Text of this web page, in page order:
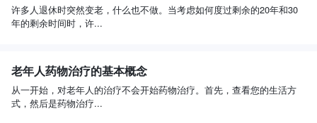
许多人退休时突然变老，什么也不做。当考虑如何度过剩余的20年和30
年的剩余时间时，许...
老年人药物治疗的基本概念
从一开始，对老年人的治疗不会开始药物治疗。首先，查看您的生活方
式，然后是药物治疗...